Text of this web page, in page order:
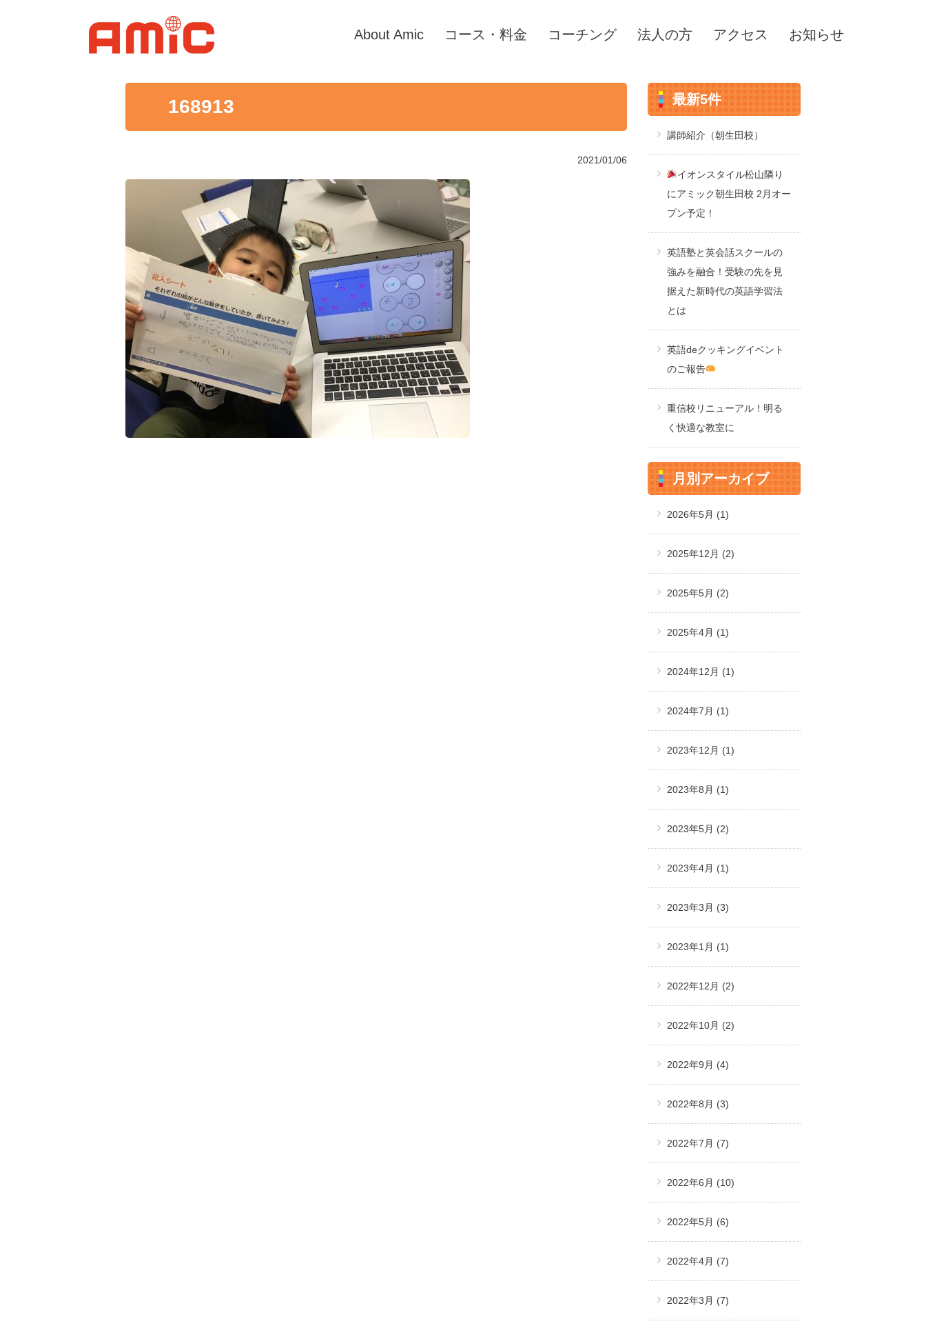
About Amic コース・料金 コーチング 法人の方 アクセス お知らせ
168913
2021/01/06
最新5件
講師紹介（朝生田校）
イオンスタイル松山隣り
にアミック朝生田校 2月オー
プン予定！
英語塾と英会話スクールの
強みを融合！受験の先を見
据えた新時代の英語学習法
とは
英語deクッキングイベント
のご報告
重信校リニューアル！明る
く快適な教室に
月別アーカイブ
2026年5月 (1)
2025年12月 (2)
2025年5月 (2)
2025年4月 (1)
2024年12月 (1)
2024年7月 (1)
2023年12月 (1)
2023年8月 (1)
2023年5月 (2)
2023年4月 (1)
2023年3月 (3)
2023年1月 (1)
2022年12月 (2)
2022年10月 (2)
2022年9月 (4)
2022年8月 (3)
2022年7月 (7)
2022年6月 (10)
2022年5月 (6)
2022年4月 (7)
2022年3月 (7)